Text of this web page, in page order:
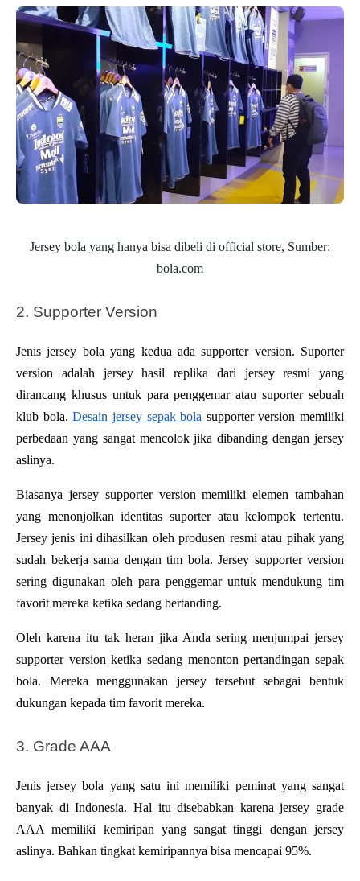
Jersey bola yang hanya bisa dibeli di official store, Sumber:
bola.com
2. Supporter Version
Jenis jersey bola yang kedua ada supporter version. Suporter
version adalah jersey hasil replika dari jersey resmi yang
dirancang khusus untuk para penggemar atau suporter sebuah
klub bola. Desain jersey sepak bola supporter version memiliki
perbedaan yang sangat mencolok jika dibanding dengan jersey
aslinya.
Biasanya jersey supporter version memiliki elemen tambahan
yang menonjolkan identitas suporter atau kelompok tertentu.
Jersey jenis ini dihasilkan oleh produsen resmi atau pihak yang
sudah bekerja sama dengan tim bola. Jersey supporter version
sering digunakan oleh para penggemar untuk mendukung tim
favorit mereka ketika sedang bertanding.
Oleh karena itu tak heran jika Anda sering menjumpai jersey
supporter version ketika sedang menonton pertandingan sepak
bola. Mereka menggunakan jersey tersebut sebagai bentuk
dukungan kepada tim favorit mereka.
3. Grade AAA
Jenis jersey bola yang satu ini memiliki peminat yang sangat
banyak di Indonesia. Hal itu disebabkan karena jersey grade
AAA memiliki kemiripan yang sangat tinggi dengan jersey
aslinya. Bahkan tingkat kemiripannya bisa mencapai 95%.